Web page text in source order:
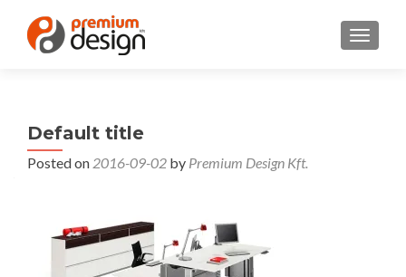
Default title
Posted on 2016-09-02 by Premium Design Kft.